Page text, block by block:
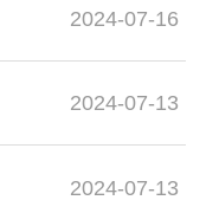
2024-07-16
2024-07-13
2024-07-13